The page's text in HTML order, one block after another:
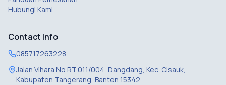
Hubungi Kami
Contact Info
085717263228
Jalan Vihara No.RT.011/004, Dangdang, Kec. Cisauk,
Kabupaten Tangerang, Banten 15342